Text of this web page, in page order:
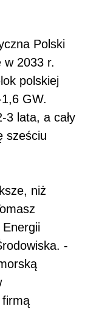
Polski
w 2033 r.
polskiej
GW.
3 lata, a cały
sześciu
niż
-
firmą